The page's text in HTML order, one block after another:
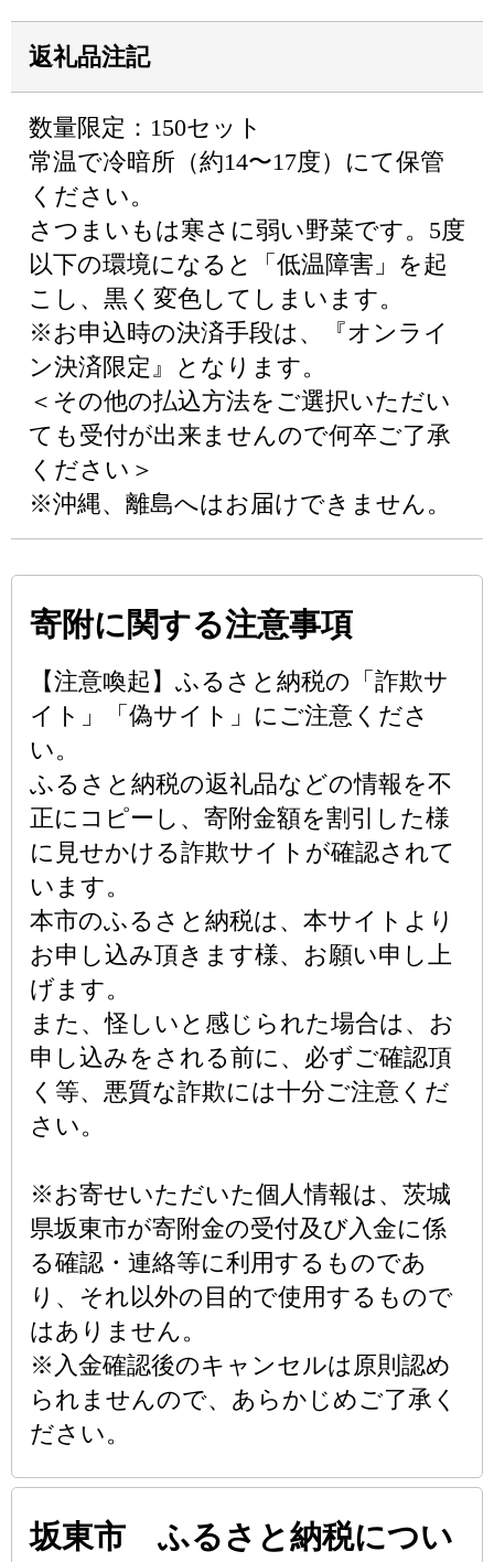
返礼品注記
数量限定：150セット
常温で冷暗所（約14〜17度）にて保管
ください。
さつまいもは寒さに弱い野菜です。5度
以下の環境になると「低温障害」を起
こし、黒く変色してしまいます。
※お申込時の決済手段は、『オンライ
ン決済限定』となります。
＜その他の払込方法をご選択いただい
ても受付が出来ませんので何卒ご了承
ください＞
※沖縄、離島へはお届けできません。
寄附に関する注意事項
【注意喚起】ふるさと納税の「詐欺サ
イト」「偽サイト」にご注意くださ
い。
ふるさと納税の返礼品などの情報を不
正にコピーし、寄附金額を割引した様
に見せかける詐欺サイトが確認されて
います。
本市のふるさと納税は、本サイトより
お申し込み頂きます様、お願い申し上
げます。
また、怪しいと感じられた場合は、お
申し込みをされる前に、必ずご確認頂
く等、悪質な詐欺には十分ご注意くだ
さい。
※お寄せいただいた個人情報は、茨城
県坂東市が寄附金の受付及び入金に係
る確認・連絡等に利用するものであ
り、それ以外の目的で使用するもので
はありません。
※入金確認後のキャンセルは原則認め
られませんので、あらかじめご了承く
ださい。
坂東市 ふるさと納税につい